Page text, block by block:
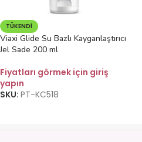
TÜKENDI
Viaxi Glide Su Bazlı Kayganlaştırıcı
Jel Sade 200 ml
Fiyatları görmek için giriş
yapın
SKU: PT-KC518